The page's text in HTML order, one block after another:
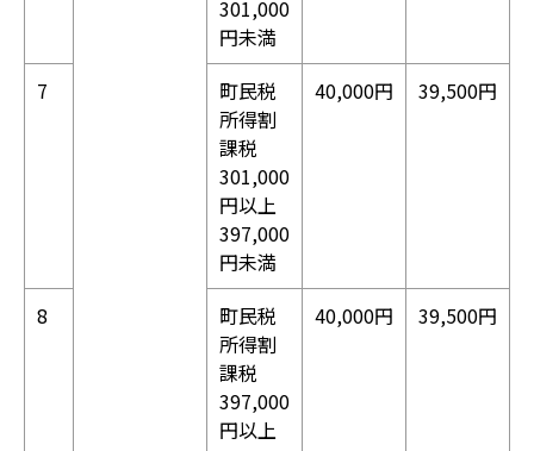
301,000
円未満
7
町民税
所得割
課税
301,000
円以上
397,000
円未満
40,000円 39,500円
8
町民税
所得割
課税
397,000
円以上
40,000円 39,500円